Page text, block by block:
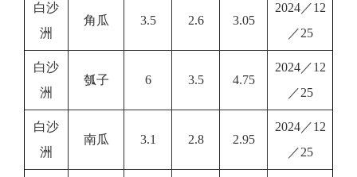
白沙
洲
角瓜 3.5 2.6 3.05
2024／12
／25
白沙
洲
瓠子 6 3.5 4.75
2024／12
／25
白沙
洲
南瓜 3.1 2.8 2.95
2024／12
／25